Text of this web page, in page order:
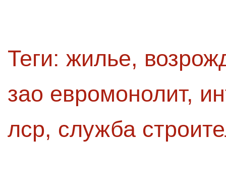
Теги: жилье,
зао евромонолит,
лср, служба